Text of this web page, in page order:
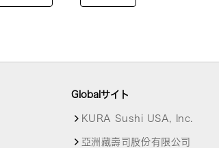
Globalサイト
KURA Sushi USA, Inc.
亞洲藏壽司股份有限公司